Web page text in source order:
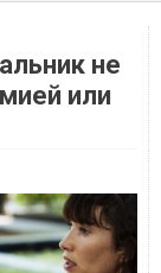
не
или